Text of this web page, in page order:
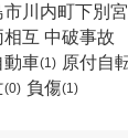
市川内町下別
相互 中破事故
動車(1) 原付自
(0) 負傷(1)